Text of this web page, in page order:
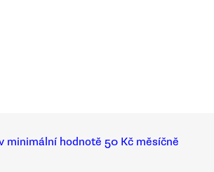
minimální hodnotě 50 Kč měsíčně